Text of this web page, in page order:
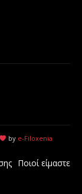
by e-Filoxenia
Ποιοί είμαστε